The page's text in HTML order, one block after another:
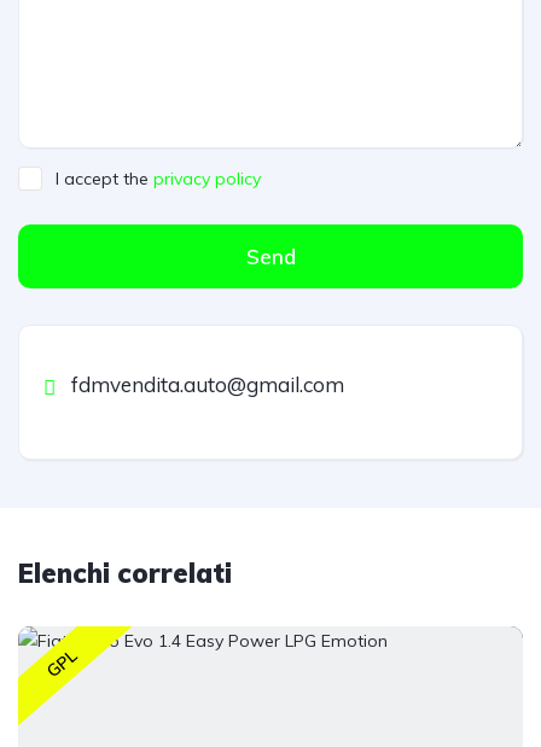
I accept the privacy policy
Send
fdmvendita.auto@gmail.com
Elenchi correlati
GPL